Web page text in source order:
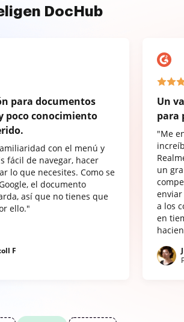
DocHub
para documentos
poco conocimiento
con el menú y
fácil de navegar, hacer
lo que necesites. Como se
el documento
así que no tienes que
ello."
F
Un
para
"Me
un
a los
en